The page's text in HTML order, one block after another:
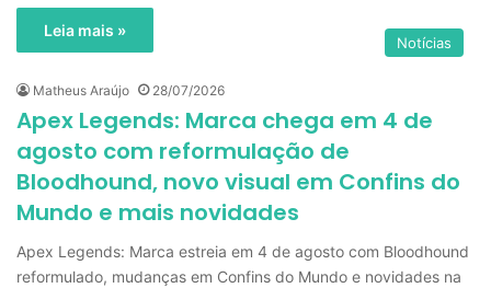
Leia mais »
Notícias
Matheus Araújo 28/07/2026
Apex Legends: Marca chega em 4 de
agosto com reformulação de
Bloodhound, novo visual em Confins do
Mundo e mais novidades
Apex Legends: Marca estreia em 4 de agosto com Bloodhound
reformulado, mudanças em Confins do Mundo e novidades na